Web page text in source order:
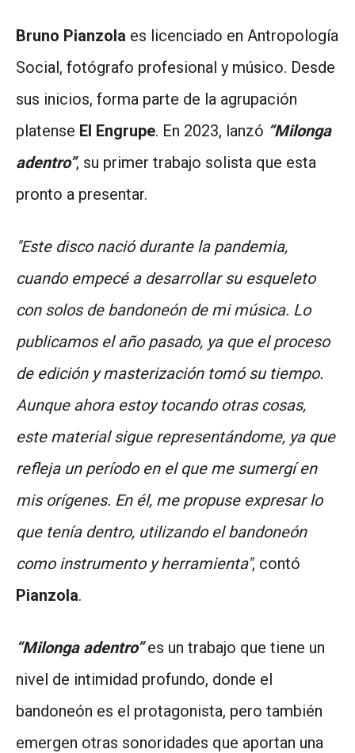
Bruno Pianzola es licenciado en Antropología
Social, fotógrafo profesional y músico. Desde
sus inicios, forma parte de la agrupación
platense El Engrupe. En 2023, lanzó “Milonga
adentro”, su primer trabajo solista que esta
pronto a presentar.
"Este disco nació durante la pandemia,
cuando empecé a desarrollar su esqueleto
con solos de bandoneón de mi música. Lo
publicamos el año pasado, ya que el proceso
de edición y masterización tomó su tiempo.
Aunque ahora estoy tocando otras cosas,
este material sigue representándome, ya que
refleja un período en el que me sumergí en
mis orígenes. En él, me propuse expresar lo
que tenía dentro, utilizando el bandoneón
como instrumento y herramienta", contó
Pianzola.
“Milonga adentro”es un trabajo que tiene un
nivel de intimidad profundo, donde el
bandoneón es el protagonista, pero también
emergen otras sonoridades que aportan una